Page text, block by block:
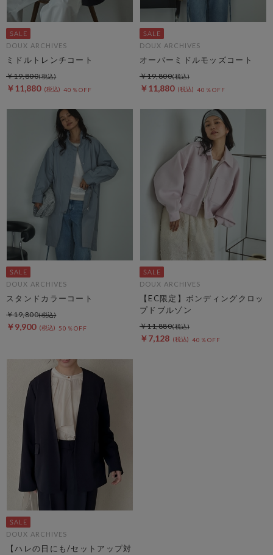
DOUX ARCHIVES
ミドルトレンチコート
￥11,880 40％OFF
￥19,800
DOUX ARCHIVES
オーバーミドルモッズコート
￥11,880 40％OFF
￥19,800
DOUX ARCHIVES
スタンドカラーコート
￥9,900 50％OFF
￥19,800
DOUX ARCHIVES
【EC限定】ボンディングクロッ
プドブルゾン
￥7,128 40％OFF
￥11,880
DOUX ARCHIVES
【ハレの日にも/セットアップ対